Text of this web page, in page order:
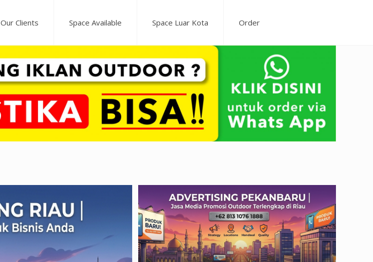
Our Clients Space Available Space Luar Kota Order